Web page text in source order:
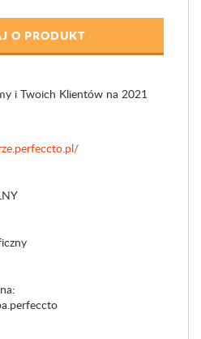
O PRODUKT
i Twoich Klientów na 2021